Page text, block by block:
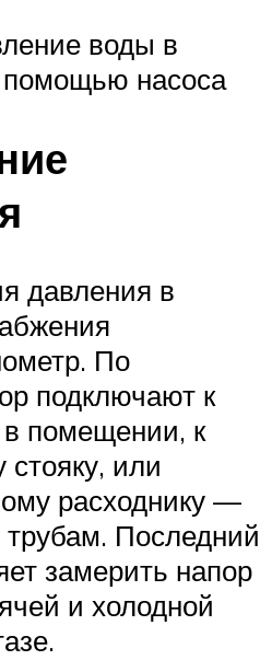
воды в
насоса
давления в
По
подключают к
помещении, к
стояку, или
расходнику —
Последний
замерить напор
и холодной